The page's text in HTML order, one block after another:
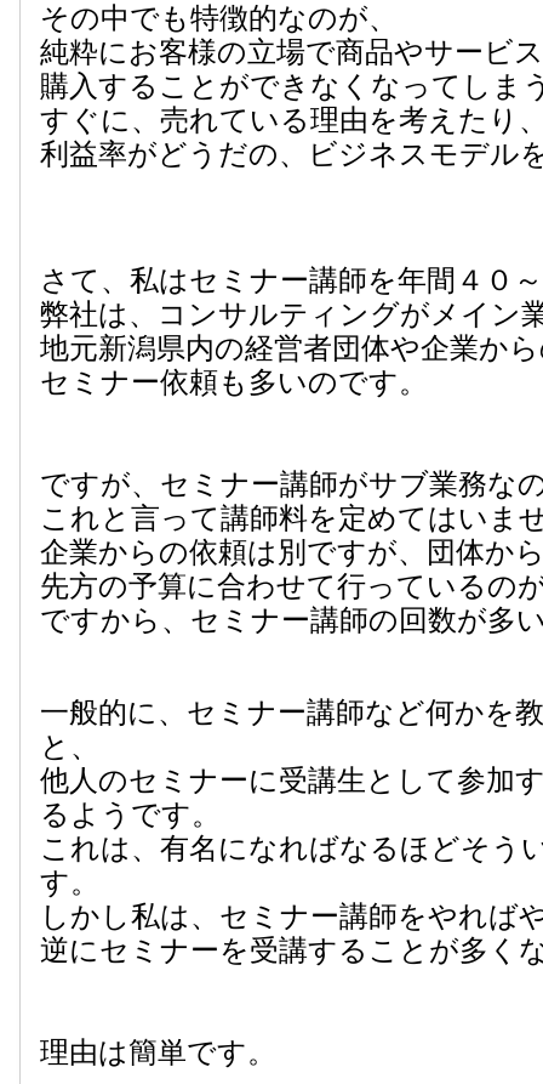
その中でも特徴的なのが、
純粋にお客様の立場で商品やサービ
購入することができなくなってしま
すぐに、売れている理由を考えたり
利益率がどうだの、ビジネスモデル
さて、私はセミナー講師を年間４０
弊社は、コンサルティングがメイン
地元新潟県内の経営者団体や企業か
セミナー依頼も多いのです。
ですが、セミナー講師がサブ業務な
これと言って講師料を定めてはいま
企業からの依頼は別ですが、団体か
先方の予算に合わせて行っているの
ですから、セミナー講師の回数が多
一般的に、セミナー講師など何かを
と、
他人のセミナーに受講生として参加
るようです。
これは、有名になればなるほどそう
す。
しかし私は、セミナー講師をやれば
逆にセミナーを受講することが多く
理由は簡単です。